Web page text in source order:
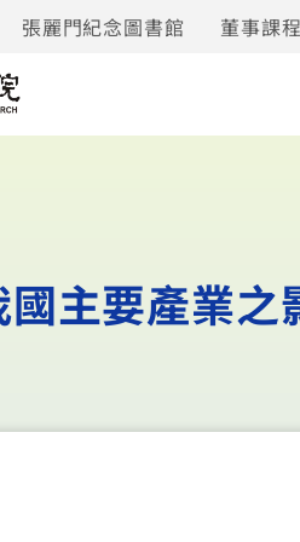
張麗門紀念圖書館 董事課
主要產業之